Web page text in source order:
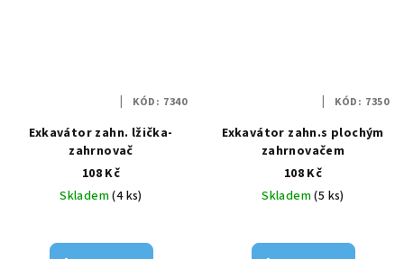
Exkavátor zahn. lžička-
zahrnovač
108 Kč
Skladem(4 ks)
KÓD: 7340
Exkavátor zahn.s plochým
zahrnovačem
108 Kč
Skladem(5 ks)
KÓD: 7350